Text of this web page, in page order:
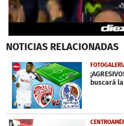
seconds
54
seconds
NOTICIAS RELACIONADAS
buscará